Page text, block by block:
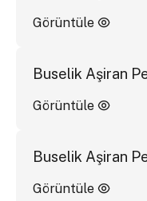
Görüntüle
Buselik Aşiran
Görüntüle
Buselik Aşiran
Görüntüle